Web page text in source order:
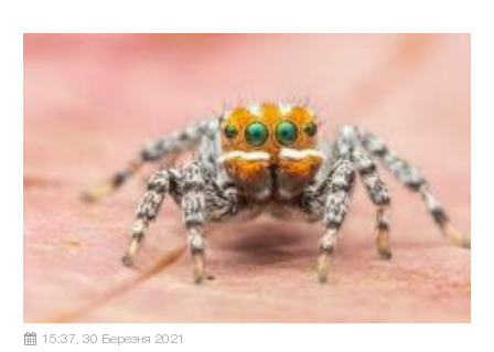
15:37, 30 Березня 2021